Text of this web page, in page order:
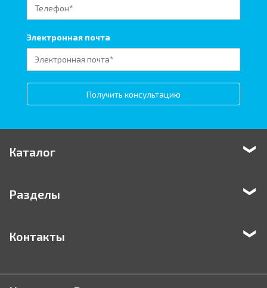
Электронная почта
Получить консультацию
Каталог
Разделы
Контакты